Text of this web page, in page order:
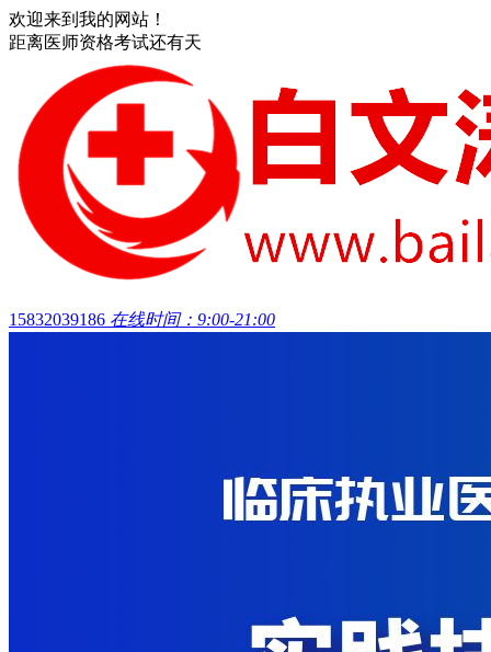
欢迎来到我的网站！
距离医师资格考试还有天
15832039186 在线时间：9:00-21:00